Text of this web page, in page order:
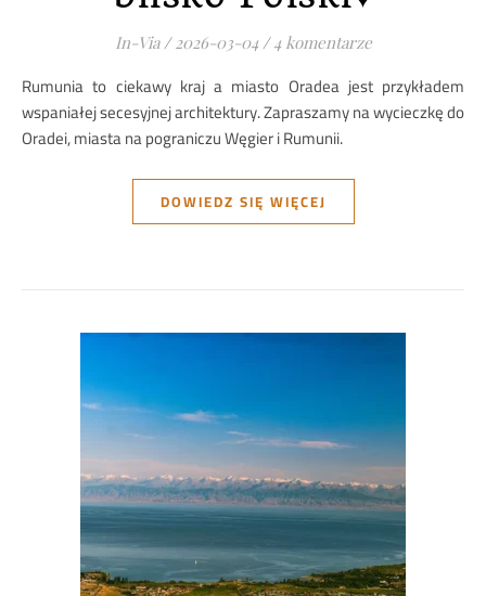
In-Via / 2026-03-04 / 4 komentarze
Rumunia to ciekawy kraj a miasto Oradea jest przykładem
wspaniałej secesyjnej architektury. Zapraszamy na wycieczkę do
Oradei, miasta na pograniczu Węgier i Rumunii.
DOWIEDZ SIĘ WIĘCEJ